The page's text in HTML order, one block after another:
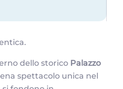
dello storico Palazzo
spettacolo unica nel